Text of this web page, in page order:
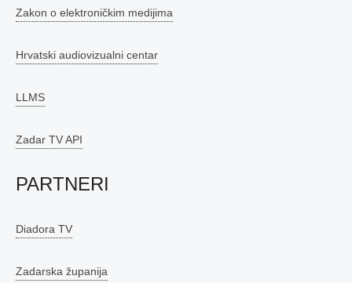
Zakon o elektroničkim medijima
Hrvatski audiovizualni centar
LLMS
Zadar TV API
PARTNERI
Diadora TV
Zadarska županija